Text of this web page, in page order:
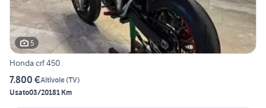
5
Honda crf 450
7.800 €Altivole(TV)
Usato03/20181 Km